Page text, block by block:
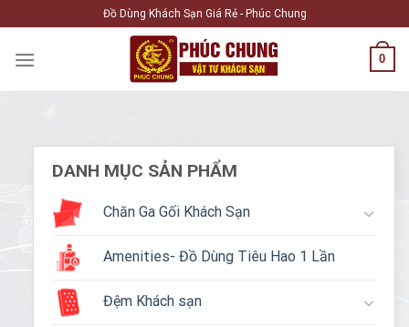
to
content
Đồ Dùng Khách Sạn Giá Rẻ - Phúc Chung
0
DANH MỤC SẢN PHẨM
Chăn Ga Gối Khách Sạn
Amenities- Đồ Dùng Tiêu Hao 1 Lần
Đệm Khách sạn